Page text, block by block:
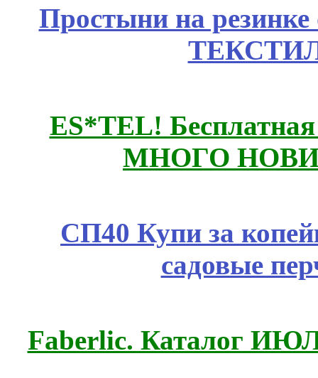
Простыни на
ES*TEL!
МНОГО
СП40 Купи за
садовые
Faberlic. Каталог